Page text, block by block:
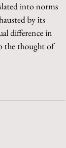
into norms
by its
difference in
the thought of